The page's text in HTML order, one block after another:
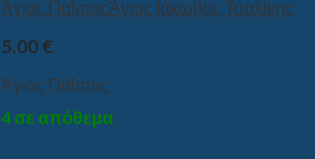
Άγιος ΠαΐσιοςΆγιος Ιάκωβος Τσαλίκης
5.00€
Άγιος Παΐσιος
4 σε απόθεμα